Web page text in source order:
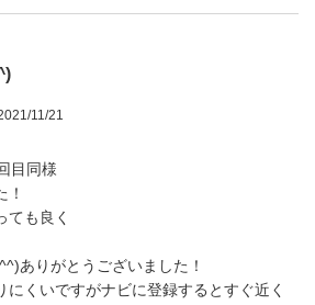
11/21
目同様
！
ても良く
ありがとうございました！
にくいですがナビに登録するとすぐ近く